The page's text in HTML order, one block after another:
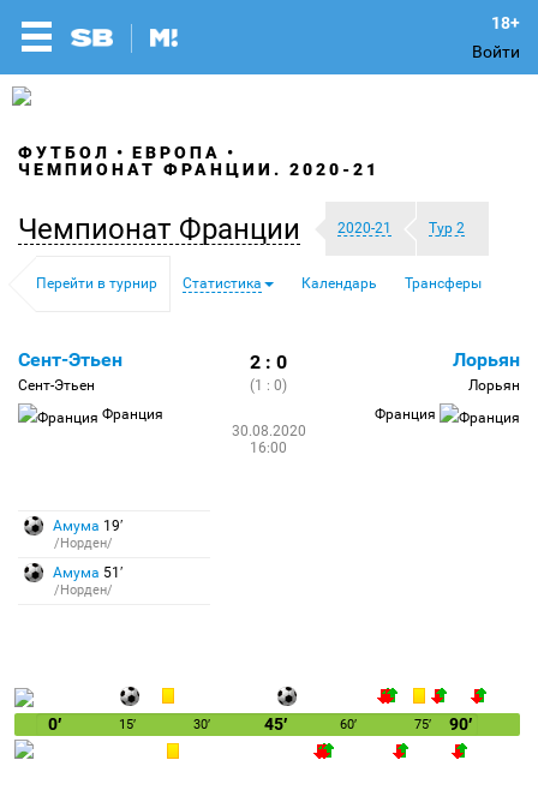
Войти
ФУТБОЛ
ЕВРОПА
ЧЕМПИОНАТ ФРАНЦИИ. 2020-21
Чемпионат Франции 2020-21 Тур 2
Перейти в турнир Статистика Календарь Трансферы
Сент-Этьен
Сент-Этьен
Франция
2 : 0
(1 : 0)
30.08.2020
16:00
Лорьян
Лорьян
Франция
Амума 19′
/Норден/
Амума 51′
/Норден/
0′ 15′ 30′ 45′ 60′ 75′ 90′